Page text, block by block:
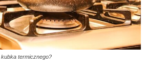
termicznego?